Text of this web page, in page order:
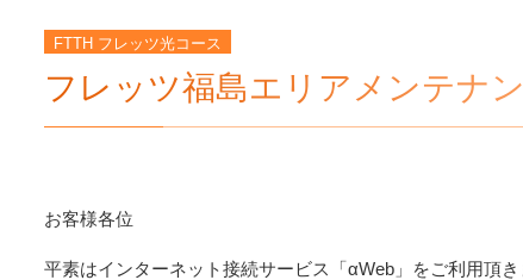
FTTH フレッツ光コース
フレッツ福島エリアメンテナ
お客様各位
平素はインターネット接続サービス「αWeb」をご利用頂き